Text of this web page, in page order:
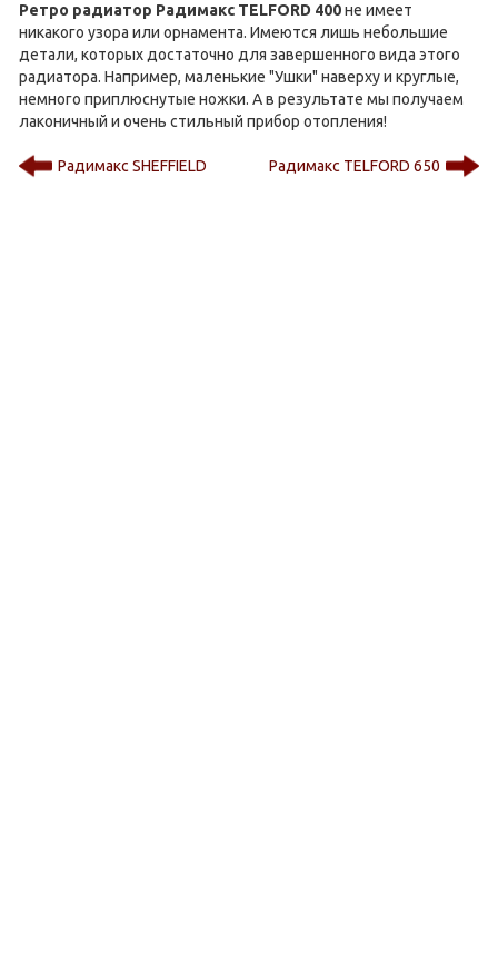
Ретро радиатор Радимакс TELFORD 400не имеет
никакого узора или орнамента. Имеются лишь небольшие
детали, которых достаточно для завершенного вида этого
радиатора. Например, маленькие "Ушки" наверху и круглые,
немного приплюснутые ножки. А в результате мы получаем
лаконичный и очень стильный прибор отопления!
Радимакс SHEFFIELD Радимакс TELFORD 650